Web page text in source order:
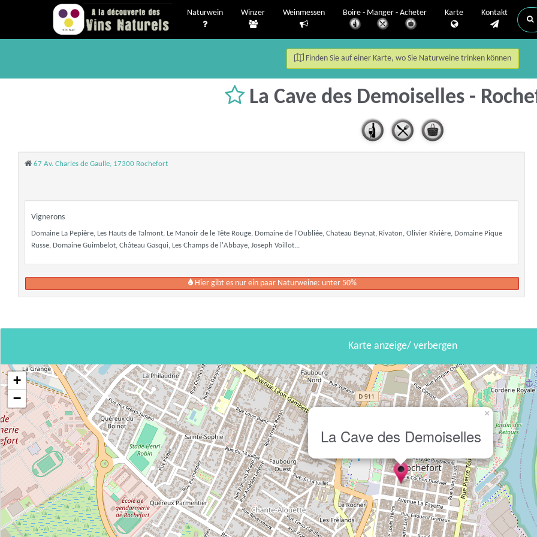
Naturwein Winzer Weinmessen Boire - Manger - Acheter Karte Kontakt
Finden Sie auf einer Karte, wo Sie Naturweine trinken können
La Cave des Demoiselles -
67 Av. Charles de Gaulle, 17300 Rochefort
Vignerons
Domaine La Pepière, Les Hauts de Talmont, Le Manoir de le Tête Rouge, Domaine de l'Oubliée, Chateau Beynat, Rivaton, Olivier Rivière, Domaine Pique
Russe, Domaine Guimbelot, Château Gasqui, Les Champs de l'Abbaye, Joseph Voillot...
Hier gibt es nur ein paar Naturweine: unter 50%
Karte anzeige/ verbergen
La Cave des Demoiselles
×
+
−